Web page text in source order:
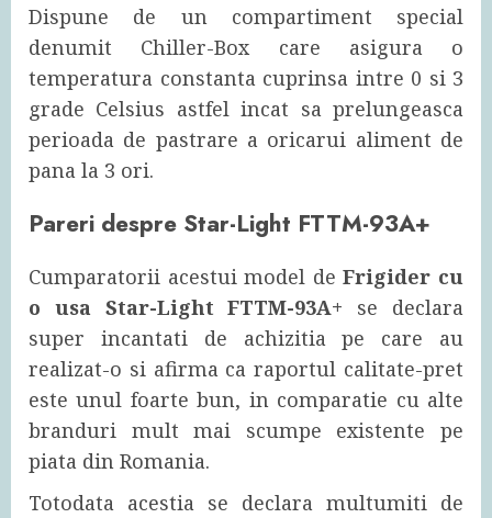
Dispune de un compartiment special
denumit Chiller-Box care asigura o
temperatura constanta cuprinsa intre 0 si 3
grade Celsius astfel incat sa prelungeasca
perioada de pastrare a oricarui aliment de
pana la 3 ori.
Pareri despre Star-Light FTTM-93A+
Cumparatorii acestui model deFrigider cu
o usa Star-Light FTTM-93A+ se declara
super incantati de achizitia pe care au
realizat-o si afirma ca raportul calitate-pret
este unul foarte bun, in comparatie cu alte
branduri mult mai scumpe existente pe
piata din Romania.
Totodata acestia se declara multumiti de